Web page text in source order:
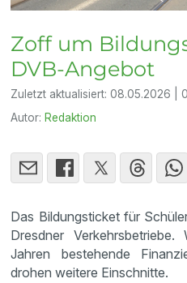
Zoff um
DVB-Angebot
Zuletzt aktualisiert:08.05.2026 |
Autor: Redaktion
Das Bildungsticket für
Dresdner
Jahren bestehende
drohen weitere Einschnitte.